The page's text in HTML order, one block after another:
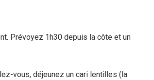
Prévoyez 1h30 depuis la côte et un
vous, déjeunez un cari lentilles (la